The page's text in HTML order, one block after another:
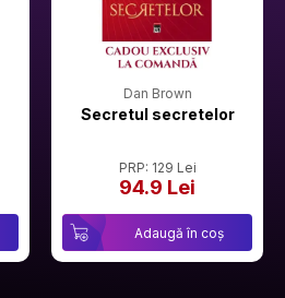
Dan Brown
Secretul secretelor
PRP: 129 Lei
94.9 Lei
Adaugă în coș